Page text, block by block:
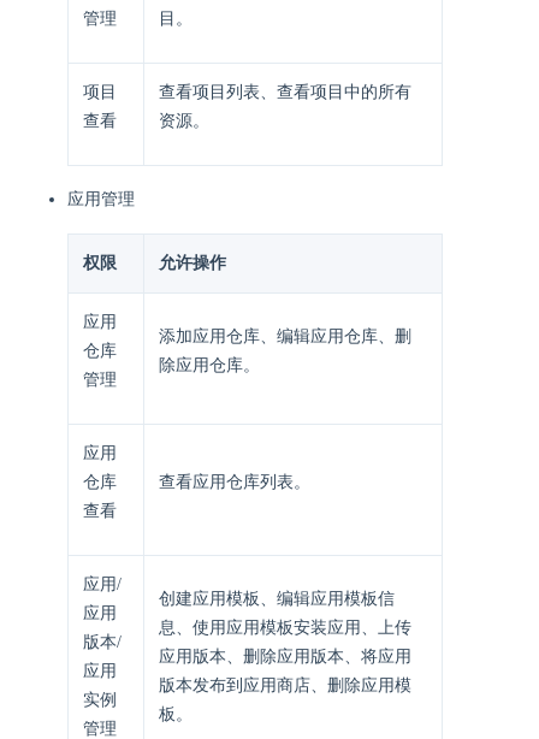
管理
目。
项目
查看
查看项目列表、查看项目中的所有
资源。
应用管理
权限 允许操作
应用
仓库
管理
添加应用仓库、编辑应用仓库、删
除应用仓库。
应用
仓库
查看
查看应用仓库列表。
应用/
应用
版本/
应用
实例
管理
创建应用模板、编辑应用模板信
息、使用应用模板安装应用、上传
应用版本、删除应用版本、将应用
版本发布到应用商店、删除应用模
板。